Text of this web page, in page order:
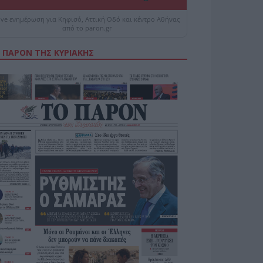
ενημέρωση για Κηφισό, Αττική Οδό και κέντρο Αθήνας
από το paron.gr
ΤΗΣ ΚΥΡΙΑΚΗΣ